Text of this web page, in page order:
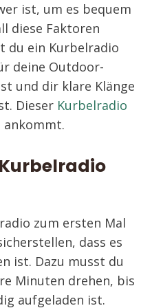
ist, um es bequem
diese Faktoren
du ein Kurbelradio
deine Outdoor-
und dir klare Klänge
Dieser Kurbelradio
ankommt.
zum ersten Mal
dass es
ist. Dazu musst du
Minuten drehen, bis
aufgeladen ist.